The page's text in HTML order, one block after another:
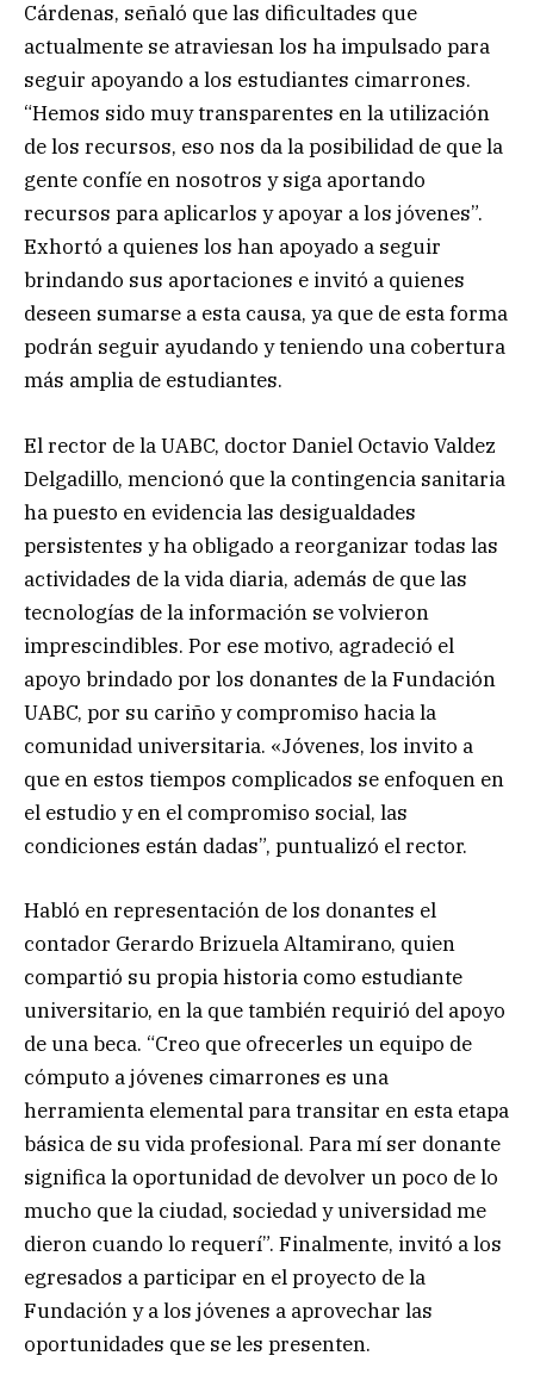
Cárdenas, señaló que las dificultades que
actualmente se atraviesan los ha impulsado para
seguir apoyando a los estudiantes cimarrones.
“Hemos sido muy transparentes en la utilización
de los recursos, eso nos da la posibilidad de que la
gente confíe en nosotros y siga aportando
recursos para aplicarlos y apoyar a los jóvenes”.
Exhortó a quienes los han apoyado a seguir
brindando sus aportaciones e invitó a quienes
deseen sumarse a esta causa, ya que de esta forma
podrán seguir ayudando y teniendo una cobertura
más amplia de estudiantes.
El rector de la UABC, doctor Daniel Octavio Valdez
Delgadillo, mencionó que la contingencia sanitaria
ha puesto en evidencia las desigualdades
persistentes y ha obligado a reorganizar todas las
actividades de la vida diaria, además de que las
tecnologías de la información se volvieron
imprescindibles. Por ese motivo, agradeció el
apoyo brindado por los donantes de la Fundación
UABC, por su cariño y compromiso hacia la
comunidad universitaria. «Jóvenes, los invito a
que en estos tiempos complicados se enfoquen en
el estudio y en el compromiso social, las
condiciones están dadas”, puntualizó el rector.
Habló en representación de los donantes el
contador Gerardo Brizuela Altamirano, quien
compartió su propia historia como estudiante
universitario, en la que también requirió del apoyo
de una beca. “Creo que ofrecerles un equipo de
cómputo a jóvenes cimarrones es una
herramienta elemental para transitar en esta etapa
básica de su vida profesional. Para mí ser donante
significa la oportunidad de devolver un poco de lo
mucho que la ciudad, sociedad y universidad me
dieron cuando lo requerí”. Finalmente, invitó a los
egresados a participar en el proyecto de la
Fundación y a los jóvenes a aprovechar las
oportunidades que se les presenten.